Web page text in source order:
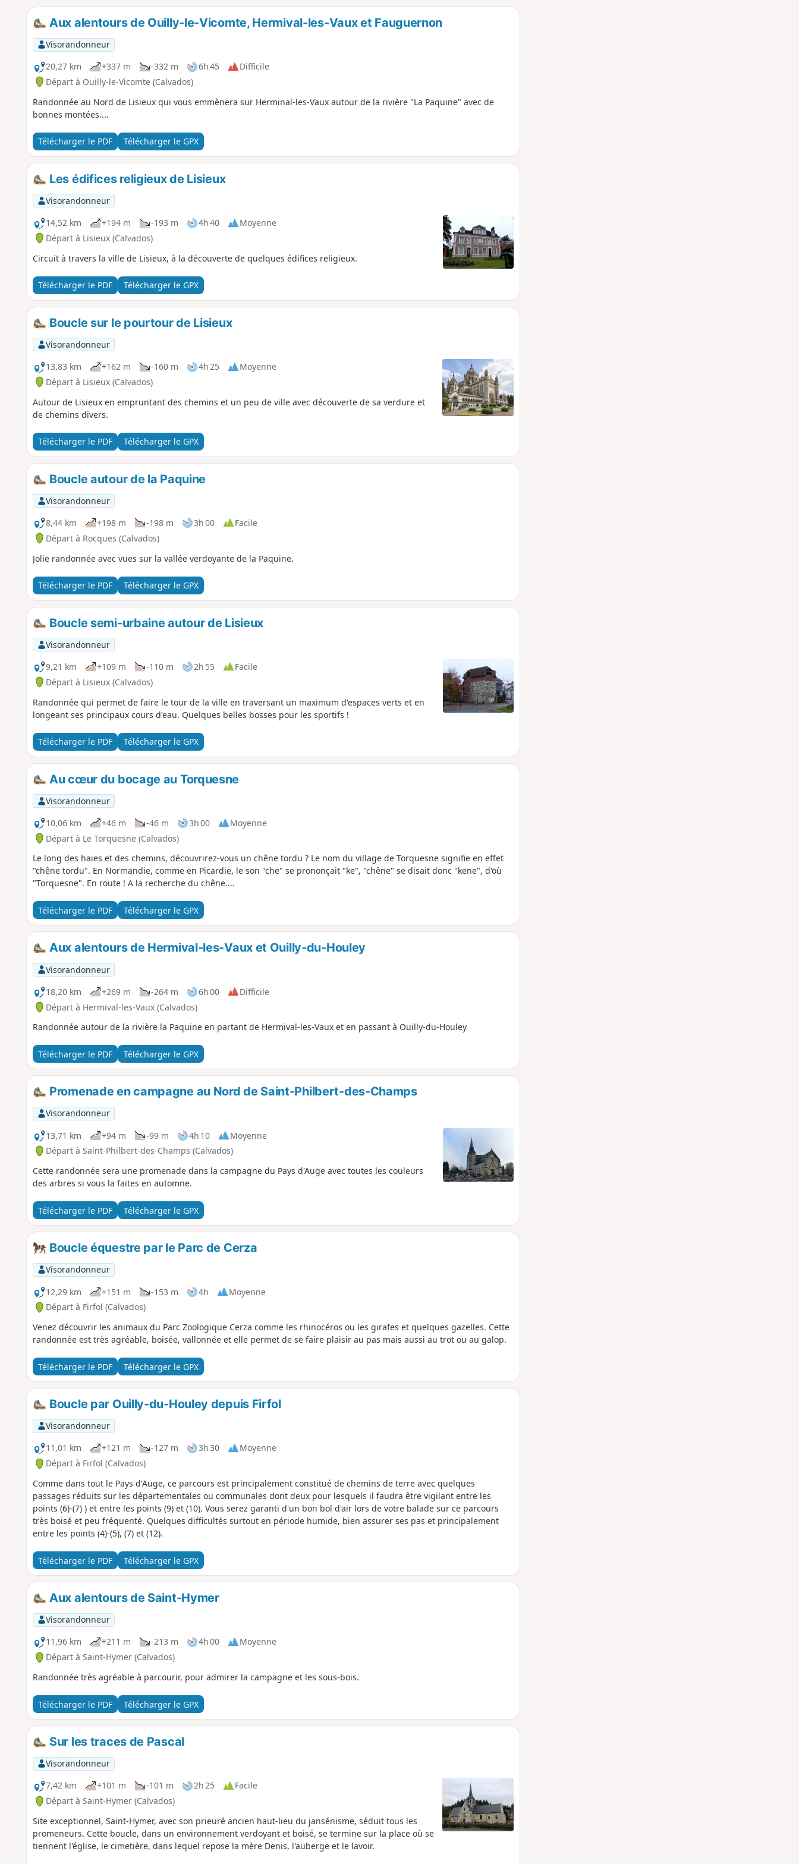
Aux alentours de Ouilly-le-Vicomte, Hermival-les-Vaux et Fauguernon
Visorandonneur
20,27 km
+337 m -332 m 6h 45
Difficile
Départ à Ouilly-le-Vicomte (Calvados)
Randonnée au Nord de Lisieux qui vous emmènera sur Herminal-les-Vaux autour de la rivière "La Paquine" avec de
bonnes montées....
Télécharger le PDF Télécharger le GPX
Les édifices religieux de Lisieux
Visorandonneur
14,52 km
+194 m -193 m 4h 40
Moyenne
Départ à Lisieux (Calvados)
Circuit à travers la ville de Lisieux, à la découverte de quelques édifices religieux.
Télécharger le PDF Télécharger le GPX
Boucle sur le pourtour de Lisieux
Visorandonneur
13,83 km
+162 m -160 m 4h 25
Moyenne
Départ à Lisieux (Calvados)
Autour de Lisieux en empruntant des chemins et un peu de ville avec découverte de sa verdure et
de chemins divers.
Télécharger le PDF Télécharger le GPX
Boucle autour de la Paquine
Visorandonneur
8,44 km
+198 m -198 m 3h 00
Facile
Départ à Rocques (Calvados)
Jolie randonnée avec vues sur la vallée verdoyante de la Paquine.
Télécharger le PDF Télécharger le GPX
Boucle semi-urbaine autour de Lisieux
Visorandonneur
9,21 km
+109 m -110 m 2h 55
Facile
Départ à Lisieux (Calvados)
Randonnée qui permet de faire le tour de la ville en traversant un maximum d'espaces verts et en
longeant ses principaux cours d'eau. Quelques belles bosses pour les sportifs !
Télécharger le PDF Télécharger le GPX
Au cœur du bocage au Torquesne
Visorandonneur
10,06 km
+46 m -46 m 3h 00
Moyenne
Départ à Le Torquesne (Calvados)
Le long des haies et des chemins, découvrirez-vous un chêne tordu ? Le nom du village de Torquesne signifie en effet
"chêne tordu". En Normandie, comme en Picardie, le son "che" se prononçait "ke", "chêne" se disait donc "kene", d'où
"Torquesne". En route ! A la recherche du chêne....
Télécharger le PDF Télécharger le GPX
Aux alentours de Hermival-les-Vaux et Ouilly-du-Houley
Visorandonneur
18,20 km
+269 m -264 m 6h 00
Difficile
Départ à Hermival-les-Vaux (Calvados)
Randonnée autour de la rivière la Paquine en partant de Hermival-les-Vaux et en passant à Ouilly-du-Houley
Télécharger le PDF Télécharger le GPX
Promenade en campagne au Nord de Saint-Philbert-des-Champs
Visorandonneur
13,71 km
+94 m -99 m 4h 10
Moyenne
Départ à Saint-Philbert-des-Champs (Calvados)
Cette randonnée sera une promenade dans la campagne du Pays d'Auge avec toutes les couleurs
des arbres si vous la faites en automne.
Télécharger le PDF Télécharger le GPX
Boucle équestre par le Parc de Cerza
Visorandonneur
12,29 km
+151 m -153 m 4h
Moyenne
Départ à Firfol (Calvados)
Venez découvrir les animaux du Parc Zoologique Cerza comme les rhinocéros ou les girafes et quelques gazelles. Cette
randonnée est très agréable, boisée, vallonnée et elle permet de se faire plaisir au pas mais aussi au trot ou au galop.
Télécharger le PDF Télécharger le GPX
Boucle par Ouilly-du-Houley depuis Firfol
Visorandonneur
11,01 km
+121 m -127 m 3h 30
Moyenne
Départ à Firfol (Calvados)
Comme dans tout le Pays d'Auge, ce parcours est principalement constitué de chemins de terre avec quelques
passages réduits sur les départementales ou communales dont deux pour lesquels il faudra être vigilant entre les
points (6)-(7) ) et entre les points (9) et (10). Vous serez garanti d'un bon bol d'air lors de votre balade sur ce parcours
très boisé et peu fréquenté. Quelques difficultés surtout en période humide, bien assurer ses pas et principalement
entre les points (4)-(5), (7) et (12).
Télécharger le PDF Télécharger le GPX
Aux alentours de Saint-Hymer
Visorandonneur
11,96 km
+211 m -213 m 4h 00
Moyenne
Départ à Saint-Hymer (Calvados)
Randonnée très agréable à parcourir, pour admirer la campagne et les sous-bois.
Télécharger le PDF Télécharger le GPX
Sur les traces de Pascal
Visorandonneur
7,42 km
+101 m -101 m 2h 25
Facile
Départ à Saint-Hymer (Calvados)
Site exceptionnel, Saint-Hymer, avec son prieuré ancien haut-lieu du jansénisme, séduit tous les
promeneurs. Cette boucle, dans un environnement verdoyant et boisé, se termine sur la place où se
tiennent l'église, le cimetière, dans lequel repose la mère Denis, l'auberge et le lavoir.